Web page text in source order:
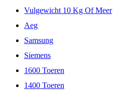
Vulgewicht 10 Kg Of Meer
Aeg
Samsung
Siemens
1600 Toeren
1400 Toeren